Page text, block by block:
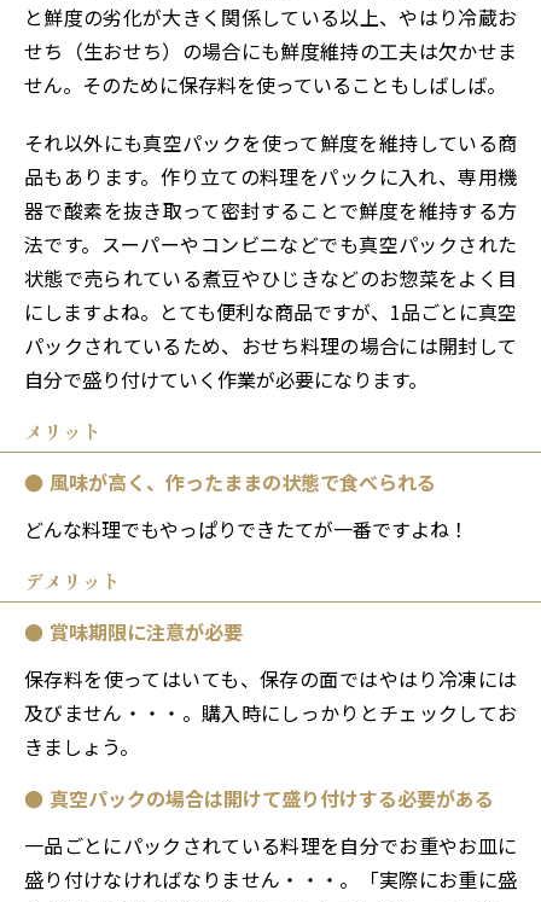
と鮮度の劣化が大きく関係している以上、やはり冷蔵お
せち（生おせち）の場合にも鮮度維持の工夫は欠かせま
せん。そのために保存料を使っていることもしばしば。
それ以外にも真空パックを使って鮮度を維持している商
品もあります。作り立ての料理をパックに入れ、専用機
器で酸素を抜き取って密封することで鮮度を維持する方
法です。スーパーやコンビニなどでも真空パックされた
状態で売られている煮豆やひじきなどのお惣菜をよく目
にしますよね。とても便利な商品ですが、1品ごとに真空
パックされているため、おせち料理の場合には開封して
自分で盛り付けていく作業が必要になります。
メリット
風味が高く、作ったままの状態で食べられる
どんな料理でもやっぱりできたてが一番ですよね！
デメリット
賞味期限に注意が必要
保存料を使ってはいても、保存の面ではやはり冷凍には
及びません・・・。購入時にしっかりとチェックしてお
きましょう。
真空パックの場合は開けて盛り付けする必要がある
一品ごとにパックされている料理を自分でお重やお皿に
盛り付けなければなりません・・・。「実際にお重に盛